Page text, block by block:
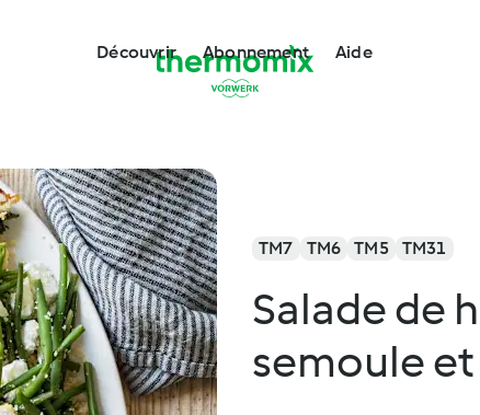
Découvrir Abonnement Aide
TM7 TM6 TM5 TM31
Salade de
semoule